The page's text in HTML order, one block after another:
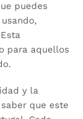
puedes
para aquellos
y la
que este